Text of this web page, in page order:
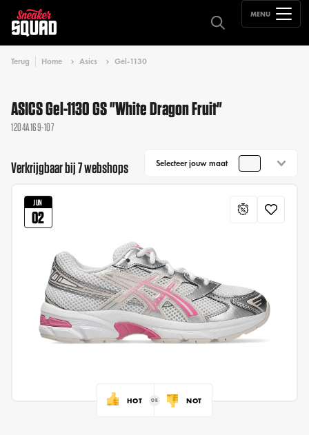
MENU
Terug Home Asics Gel-1130
ASICS Gel-1130 GS "White Dragon Fruit"
1204A169-107
Verkrijgbaar bij 7 webshops Selecteer jouw maat
JUN
02
HOT NOT